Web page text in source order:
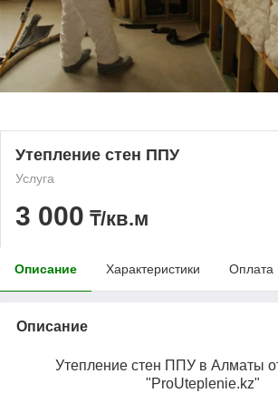
Утепление стен ППУ
Услуга
3 000 ₸/кв.м
Описание Характеристики Оплата
Описание
Утепление стен ППУ в Алматы
"ProUteplenie.kz"